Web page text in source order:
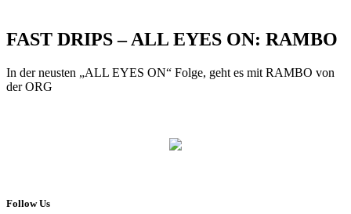
FAST DRIPS – ALL EYES ON: RAMBO
In der neusten „ALL EYES ON“ Folge, geht es mit RAMBO von
der ORG
Follow Us